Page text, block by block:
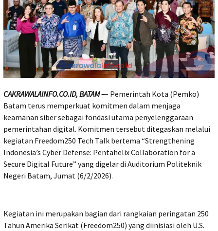
CAKRAWALAINFO.CO.ID, BATAM –– Pemerintah Kota (Pemko)
Batam terus memperkuat komitmen dalam menjaga
keamanan siber sebagai fondasi utama penyelenggaraan
pemerintahan digital. Komitmen tersebut ditegaskan melalui
kegiatan Freedom250 Tech Talk bertema “Strengthening
Indonesia’s Cyber Defense: Pentahelix Collaboration for a
Secure Digital Future” yang digelar di Auditorium Politeknik
Negeri Batam, Jumat (6/2/2026).
Kegiatan ini merupakan bagian dari rangkaian peringatan 250
Tahun Amerika Serikat (Freedom250) yang diinisiasi oleh U.S.